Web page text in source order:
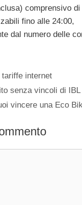
comprensivo di
fino alle 24:00,
dal numero delle
tariffe internet
senza vincoli di
vincere una Eco